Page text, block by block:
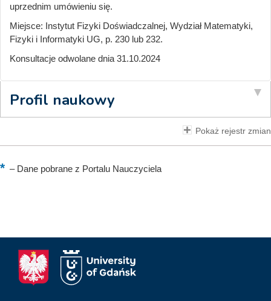
uprzednim umówieniu się.
Miejsce: Instytut Fizyki Doświadczalnej, Wydział Matematyki,
Fizyki i Informatyki UG, p. 230 lub 232.
Konsultacje odwolane dnia 31.10.2024
Profil naukowy
Pokaż rejestr zmian
–Dane pobrane z Portalu Nauczyciela